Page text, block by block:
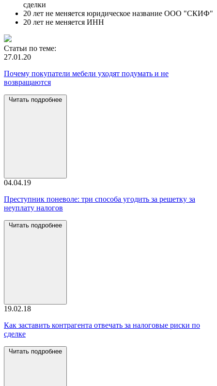
сделки
20 лет не меняется юридическое название ООО "СКИФ"
20 лет не меняется ИНН
Статьи по теме:
27.01.20
Почему покупатели мебели уходят подумать и не
возвращаются
Читать подробнее
04.04.19
Преступник поневоле: три способа угодить за решетку за
неуплату налогов
Читать подробнее
19.02.18
Как заставить контрагента отвечать за налоговые риски по
сделке
Читать подробнее